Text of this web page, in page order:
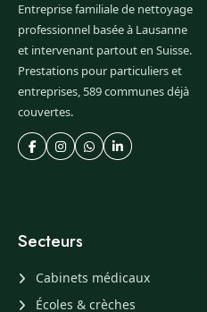
Entreprise familiale de nettoyage
professionnel basée à Lausanne
et intervenant partout en Suisse.
Prestations pour particuliers et
entreprises, 589 communes déjà
couvertes.
Secteurs
Cabinets médicaux
Écoles & crèches